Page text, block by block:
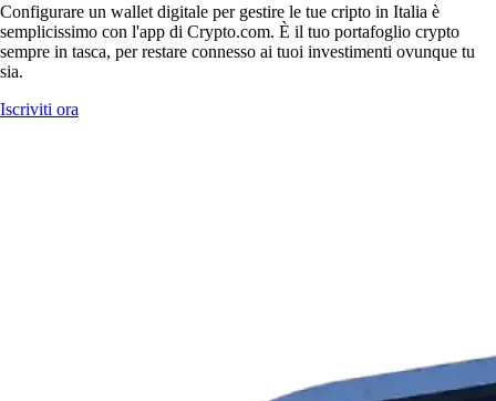
Configurare un wallet digitale per gestire le tue cripto in Italia è
semplicissimo con l'app di Crypto.com. È il tuo portafoglio crypto
sempre in tasca, per restare connesso ai tuoi investimenti ovunque tu
sia.
Iscriviti ora